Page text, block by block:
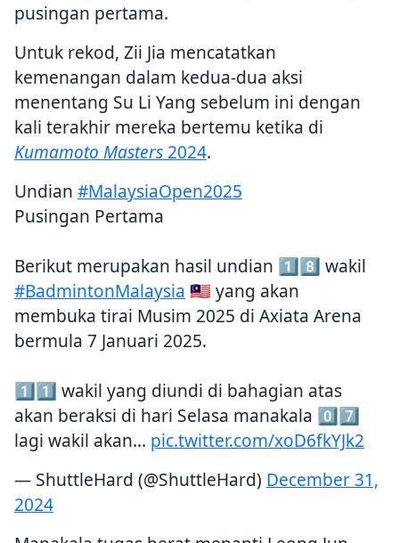
pusingan pertama.
Untuk rekod, Zii Jia mencatatkan
kemenangan dalam kedua-dua aksi
menentang Su Li Yang sebelum ini dengan
kali terakhir mereka bertemu ketika di
Kumamoto Masters 2024.
Undian #MalaysiaOpen2025
Pusingan Pertama
Berikut merupakan hasil undian 1⃣8⃣ wakil
#BadmintonMalaysia 🇲🇾 yang akan
membuka tirai Musim 2025 di Axiata Arena
bermula 7 Januari 2025.
1⃣1⃣ wakil yang diundi di bahagian atas
akan beraksi di hari Selasa manakala 0⃣7⃣
lagi wakil akan… pic.twitter.com/xoD6fkYJk2
— ShuttleHard (@ShuttleHard) December 31,
2024